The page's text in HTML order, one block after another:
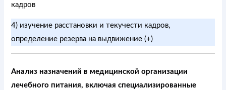
кадров
4) изучение расстановки и текучести кадров,
определение резерва на выдвижение (+)
Анализ назначений в медицинской организации
лечебного питания, включая специализированные